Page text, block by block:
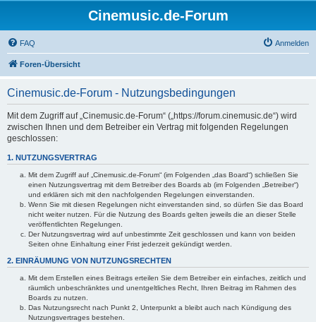
Cinemusic.de-Forum
FAQ Anmelden
Foren-Übersicht
Cinemusic.de-Forum - Nutzungsbedingungen
Mit dem Zugriff auf „Cinemusic.de-Forum“ („https://forum.cinemusic.de“) wird
zwischen Ihnen und dem Betreiber ein Vertrag mit folgenden Regelungen
geschlossen:
1. NUTZUNGSVERTRAG
Mit dem Zugriff auf „Cinemusic.de-Forum“ (im Folgenden „das Board“) schließen Sie
einen Nutzungsvertrag mit dem Betreiber des Boards ab (im Folgenden „Betreiber“)
und erklären sich mit den nachfolgenden Regelungen einverstanden.
Wenn Sie mit diesen Regelungen nicht einverstanden sind, so dürfen Sie das Board
nicht weiter nutzen. Für die Nutzung des Boards gelten jeweils die an dieser Stelle
veröffentlichten Regelungen.
Der Nutzungsvertrag wird auf unbestimmte Zeit geschlossen und kann von beiden
Seiten ohne Einhaltung einer Frist jederzeit gekündigt werden.
2. EINRÄUMUNG VON NUTZUNGSRECHTEN
Mit dem Erstellen eines Beitrags erteilen Sie dem Betreiber ein einfaches, zeitlich und
räumlich unbeschränktes und unentgeltliches Recht, Ihren Beitrag im Rahmen des
Boards zu nutzen.
Das Nutzungsrecht nach Punkt 2, Unterpunkt a bleibt auch nach Kündigung des
Nutzungsvertrages bestehen.